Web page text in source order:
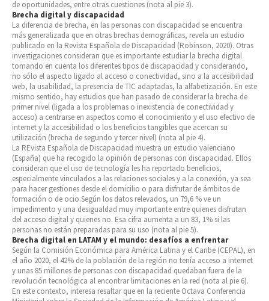
de oportunidades, entre otras cuestiones (nota al pie 3).
Brecha digital y discapacidad
La diferencia de brecha, en las personas con discapacidad se encuentra
más generalizada que en otras brechas demográficas, revela un estudio
publicado en la Revista Española de Discapacidad (Robinson, 2020). Otras
investigaciones consideran que es importante estudiar la brecha digital
tomando en cuenta los diferentes tipos de discapacidad y considerando,
no sólo el aspecto ligado al acceso o conectividad, sino a la accesibilidad
web, la usabilidad, la presencia de TIC adaptadas, la alfabetización. En este
mismo sentido, hay estudios que han pasado de considerar la brecha de
primer nivel (ligada a los problemas o inexistencia de conectividad y
acceso) a centrarse en aspectos como el conocimiento y el uso efectivo de
internet y la accesibilidad o los beneficios tangibles que acercan su
utilización (brecha de segundo y tercer nivel) (nota al pie 4).
La REvista Española de Discapacidad muestra un estudio valenciano
(España) que ha recogido la opinión de personas con discapacidad. Ellos
consideran que el uso de tecnología les ha reportado beneficios,
especialmente vinculados a las relaciones sociales y a la conexión, ya sea
para hacer gestiones desde el domicilio o para disfrutar de ámbitos de
formación o de ocio.Según los datos relevados, un 79,6 % ve un
impedimento y una desigualdad muy importante entre quienes disfrutan
del acceso digital y quienes no. Esa cifra aumenta a un 83, 1% si las
personas no están preparadas para su uso (nota al pie 5).
Brecha digital en LATAM y el mundo: desafíos a enfrentar
Según la Comisión Económica para América Latina y el Caribe (CEPAL), en
el año 2020, el 42% de la población de la región no tenía acceso a internet
y unas 85 millones de personas con discapacidad quedaban fuera de la
revolución tecnológica al encontrar limitaciones en la red (nota al pie 6).
En este contexto, interesa resaltar que en la reciente Octava Conferencia